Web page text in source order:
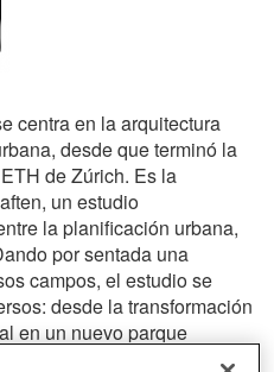
centra en la arquitectura
desde que terminó la
de Zúrich. Es la
un estudio
la planificación urbana,
por sentada una
campos, el estudio se
desde la transformación
en un nuevo parque
y el entrelazamiento de